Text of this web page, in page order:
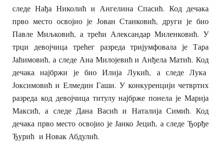
следе Нађа Николић и Ангелина Спасић. Код дечака
прво место освојио је Јован Станковић, други је био
Павле Миљковић, а трећи Александар Миленковић. У
трци девојчица трећег разреда тријумфовала је Тара
Јаћимовић, а следе Ана Милојевић и Анђела Матић. Код
дечака најбржи је био Илија Лукић, а следе Лука
Јоксимовић и Елмедин Гаши. У конкуренцији четвртих
разреда код девојчица титулу најбрже понела је Марија
Максић, а следе Дана Васић и Наталија Симић. Код
дечака прво место освојио је Јанко Јецић, а следе Ђорђе
Ђурић и Новак Абдулић.